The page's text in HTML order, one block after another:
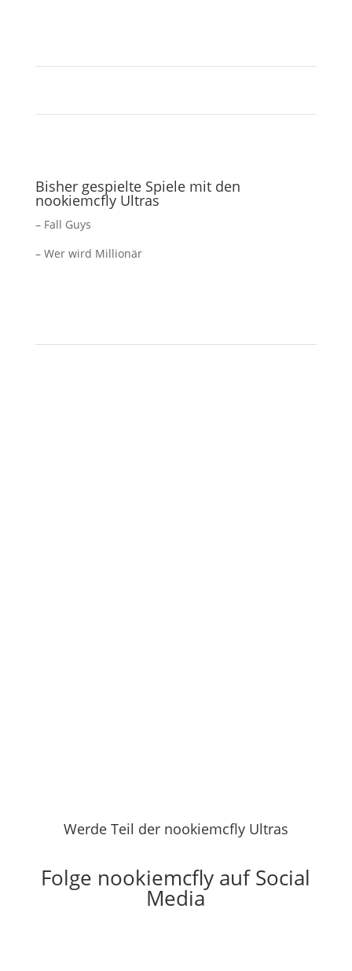
Bisher gespielte Spiele mit den
nookiemcfly Ultras
– Fall Guys
– Wer wird Millionär
Werde Teil der nookiemcfly Ultras
Folge nookiemcfly auf Social
Media